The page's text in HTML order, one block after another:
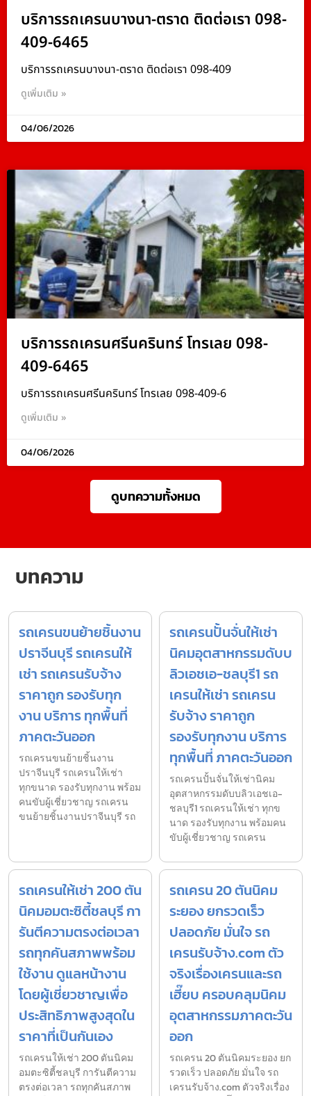
บริการรถเครนบางนา-ตราด ติดต่อเรา 098-
409-6465
บริการรถเครนบางนา-ตราด ติดต่อเรา 098-409
ดูเพิ่มเติม »
04/06/2026
บริการรถเครนศรีนครินทร์ โทรเลย 098-
409-6465
บริการรถเครนศรีนครินทร์ โทรเลย 098-409-6
ดูเพิ่มเติม »
04/06/2026
ดูบทความทั้งหมด
บทความ
รถเครนขนย้ายชิ้นงาน
ปราจีนบุรี รถเครนให้
เช่า รถเครนรับจ้าง
ราคาถูก รองรับทุก
งาน บริการ ทุกพื้นที่
ภาคตะวันออก
รถเครนขนย้ายชิ้นงาน
ปราจีนบุรี รถเครนให้เช่า
ทุกขนาด รองรับทุกงาน พร้อม
คนขับผู้เชี่ยวชาญ รถเครน
ขนย้ายชิ้นงานปราจีนบุรี รถ
รถเครนปั้นจั่นให้เช่า
นิคมอุตสาหกรรมดับบ
ลิวเอชเอ-ชลบุรี1 รถ
เครนให้เช่า รถเครน
รับจ้าง ราคาถูก
รองรับทุกงาน บริการ
ทุกพื้นที่ ภาคตะวันออก
รถเครนปั้นจั่นให้เช่านิคม
อุตสาหกรรมดับบลิวเอชเอ-
ชลบุรี1 รถเครนให้เช่า ทุกข
นาด รองรับทุกงาน พร้อมคน
ขับผู้เชี่ยวชาญ รถเครน
รถเครนให้เช่า 200 ตัน
นิคมอมตะซิตี้ชลบุรี กา
รันตีความตรงต่อเวลา
รถทุกคันสภาพพร้อม
ใช้งาน ดูแลหน้างาน
โดยผู้เชี่ยวชาญเพื่อ
ประสิทธิภาพสูงสุดใน
ราคาที่เป็นกันเอง
รถเครนให้เช่า 200 ตันนิคม
อมตะซิตี้ชลบุรี การันตีความ
ตรงต่อเวลา รถทุกคันสภาพ
รถเครน 20 ตันนิคม
ระยอง ยกรวดเร็ว
ปลอดภัย มั่นใจ รถ
เครนรับจ้าง.com ตัว
จริงเรื่องเครนและรถ
เฮี๊ยบ ครอบคลุมนิคม
อุตสาหกรรมภาคตะวัน
ออก
รถเครน 20 ตันนิคมระยอง ยก
รวดเร็ว ปลอดภัย มั่นใจ รถ
เครนรับจ้าง.com ตัวจริงเรื่อง